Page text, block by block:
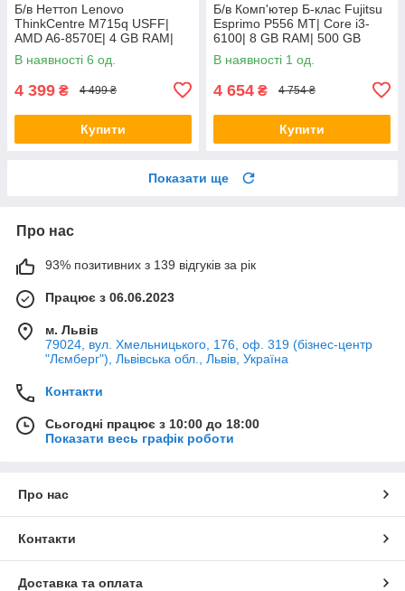
Б/в Неттоп Lenovo
ThinkCentre M715q USFF|
AMD A6-8570E| 4 GB RAM|
128 GB SSD| Radeon R5
В наявності 6 од.
4 399 ₴ 4 499 ₴
Купити
Б/в Комп'ютер Б-клас Fujitsu
Esprimo P556 MT| Core i3-
6100| 8 GB RAM| 500 GB
HDD| HD 530
В наявності 1 од.
4 654 ₴ 4 754 ₴
Купити
Показати ще
Про нас
93% позитивних з 139 відгуків за рік
Працює з 06.06.2023
м. Львів
79024, вул. Хмельницького, 176, оф. 319 (бізнес-центр
"Лємберг"), Львівська обл., Львів, Україна
Контакти
Сьогодні працює з 10:00 до 18:00
Показати весь графік роботи
Про нас
Контакти
Доставка та оплата